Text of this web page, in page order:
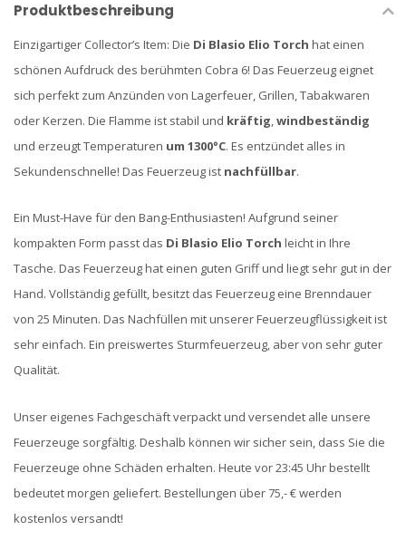
Produktbeschreibung
Einzigartiger Collector’s Item: Die Di Blasio Elio Torch hat einen
schönen Aufdruck des berühmten Cobra 6! Das Feuerzeug eignet
sich perfekt zum Anzünden von Lagerfeuer, Grillen, Tabakwaren
oder Kerzen. Die Flamme ist stabil und kräftig,windbeständig
und erzeugt Temperaturen um 1300°C. Es entzündet alles in
Sekundenschnelle! Das Feuerzeug ist nachfüllbar.
Ein Must-Have für den Bang-Enthusiasten! Aufgrund seiner
kompakten Form passt das Di Blasio Elio Torch leicht in Ihre
Tasche. Das Feuerzeug hat einen guten Griff und liegt sehr gut in der
Hand. Vollständig gefüllt, besitzt das Feuerzeug eine Brenndauer
von 25 Minuten. Das Nachfüllen mit unserer Feuerzeugflüssigkeit ist
sehr einfach. Ein preiswertes Sturmfeuerzeug, aber von sehr guter
Qualität.
Unser eigenes Fachgeschäft verpackt und versendet alle unsere
Feuerzeuge sorgfältig. Deshalb können wir sicher sein, dass Sie die
Feuerzeuge ohne Schäden erhalten. Heute vor 23:45 Uhr bestellt
bedeutet morgen geliefert. Bestellungen über 75,- € werden
kostenlos versandt!